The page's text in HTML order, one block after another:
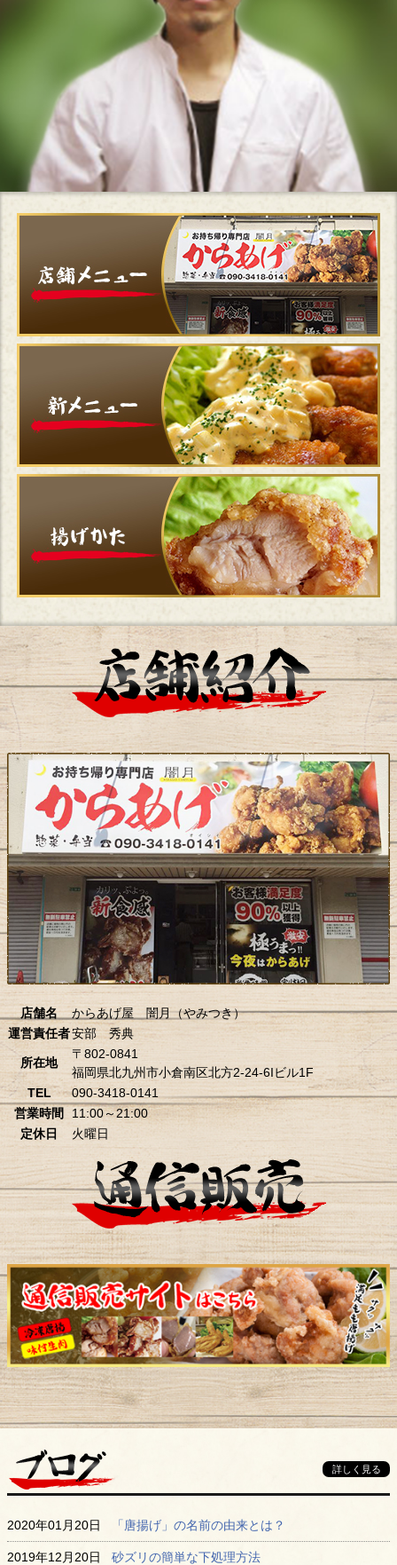
店舗名
からあげ屋 闇月（やみつき）
運営責任者安部 秀典
所在地
〒802-0841
福岡県北九州市小倉南区北方2-24-6Iビル1F
TEL
090-3418-0141
営業時間
11:00～21:00
定休日
火曜日
詳しく見る
2020年01月20日 「唐揚げ」の名前の由来とは？
2019年12月20日 砂ズリの簡単な下処理方法